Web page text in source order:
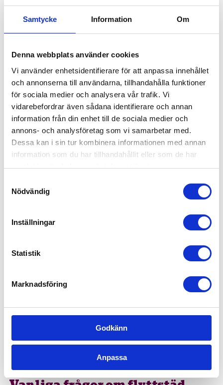
Samtycke Information Om
Denna webbplats använder cookies
Vi använder enhetsidentifierare för att anpassa innehållet
och annonserna till användarna, tillhandahålla funktioner
för sociala medier och analysera vår trafik. Vi
vidarebefordrar även sådana identifierare och annan
information från din enhet till de sociala medier och
annons- och analysföretag som vi samarbetar med.
Dessa kan i sin tur kombinera informationen med annan
information som du har tillhandahållit eller som de har
samlat in när du har använt deras tjänster.
Nödvändig
Inställningar
Statistik
Marknadsföring
Godkänn
Anpassa
Badrumsstädning
I badrummet rengörs all sanitet, även under och
lämnas kvar. Vi rengör kakelväggar och ventiler,
samt ser till att golvbrunnar är fria från hårrester
och annat som kan blockera avloppet. För att
undvika risken för skador brukar vi inte demontera
vattenlåset när vi rengör handfatet.
Tvättstuga och förvaring
rengör även bakom och under maskinerna om det
och skåp dammtorkas och avtorkas för att
Detta säger våra kunder om oss
“55Plus har hjälpt oss men en visningsstädning
och flyttstädning. Vi har även använt dem till
fönsterputsning på vår egen lägenhet. Jättenöjd
med arbetet och jag rekommenderar 55Plus.”
Jimmy T.